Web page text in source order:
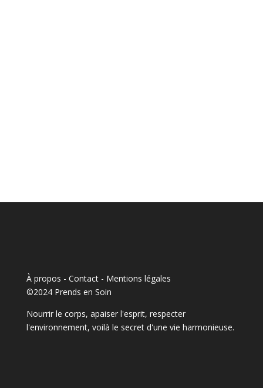
À propos - Contact- Mentions légales
©2024 Prends en Soin
Nourrir le corps, apaiser l'esprit, respecter
l'environnement, voilà le secret d'une vie harmonieuse.